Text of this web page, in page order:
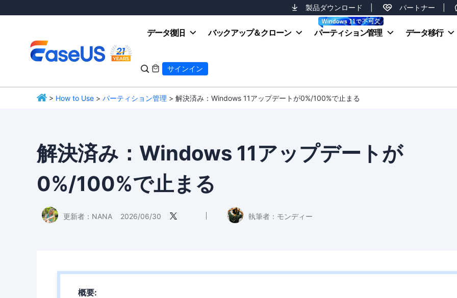
製品ダウンロード パートナー
データ復旧 バックアップ＆クローン パーティション管理 データ移行
  サインイン
> How to Use > パーティション管理 > 解決済み：Windows 11アップデートが0%/100%で止まる
解決済み：Windows 11アップデートが
0%/100%で止まる
更新者： NANA 2026/06/30  執筆者： モンディー
概要: